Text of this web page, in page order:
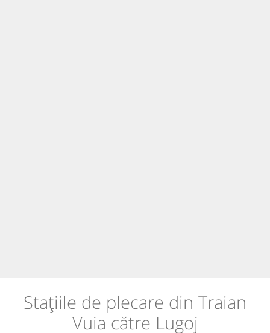
Stațiile de plecare din Traian
Vuia către Lugoj